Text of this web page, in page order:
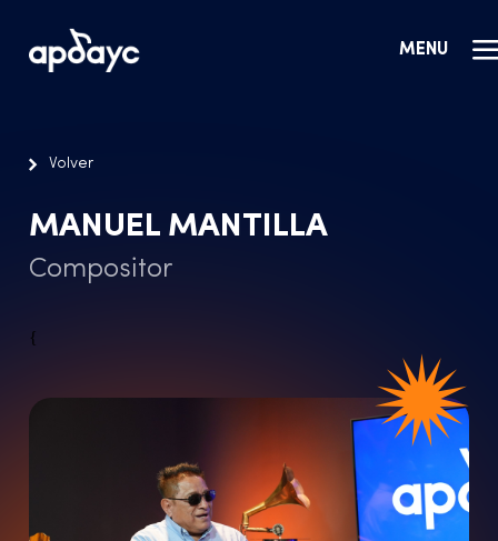
MENU
Volver
MANUEL MANTILLA
Compositor
{